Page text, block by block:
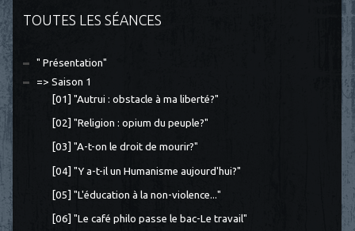
TOUTES LES SÉANCES
" Présentation"
=> Saison 1
[01] "Autrui : obstacle à ma liberté?"
[02] "Religion : opium du peuple?"
[03] "A-t-on le droit de mourir?"
[04] "Y a-t-il un Humanisme aujourd'hui?"
[05] "L'éducation à la non-violence..."
[06] "Le café philo passe le bac-Le travail"